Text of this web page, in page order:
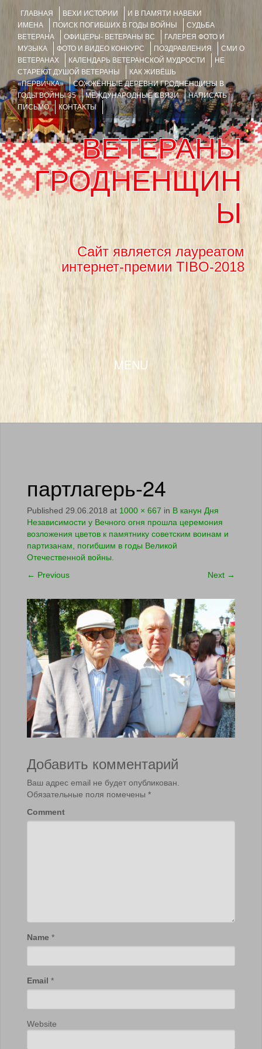
ГЛАВНАЯ ВЕХИ ИСТОРИИ
И В ПАМЯТИ НАВЕКИ
ИМЕНА
ПОИСК ПОГИБШИХ В ГОДЫ ВОЙНЫ
СУДЬБА
ВЕТЕРАНА
ОФИЦЕРЫ- ВЕТЕРАНЫ ВС
ГАЛЕРЕЯ ФОТО И
МУЗЫКА
ФОТО И ВИДЕО КОНКУРС ПОЗДРАВЛЕНИЯ
СМИ О
ВЕТЕРАНАХ
КАЛЕНДАРЬ ВЕТЕРАНСКОЙ МУДРОСТИ
НЕ
СТАРЕЮТ ДУШОЙ ВЕТЕРАНЫ
КАК ЖИВЁШЬ
«ПЕРВИЧКА»
СОЖЖЁННЫЕ ДЕРЕВНИ ГРОДНЕНЩИНЫ В
ГОДЫ ВОЙНЫ 35
МЕЖДУНАРОДНЫЕ СВЯЗИ
НАПИСАТЬ
ПИСЬМО
КОНТАКТЫ
ВЕТЕРАНЫ
ГРОДНЕНЩИН
Ы
Сайт является лауреатом
интернет-премии TIBO-2018
MENU
SKIP TO CONTENT
партлагерь-24
Published 29.06.2018 at 1000 × 667 in В канун Дня
Независимости у Вечного огня прошла церемония
возложения цветов к памятнику советским воинам и
партизанам, погибшим в годы Великой
Отечественной войны.
← Previous Next →
Добавить комментарий
Ваш адрес email не будет опубликован.
Обязательные поля помечены *
Comment
Name *
Email *
Website